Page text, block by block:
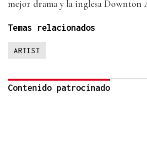
mejor drama y la inglesa Downton
Temas relacionados
ARTIST
Contenido patrocinado